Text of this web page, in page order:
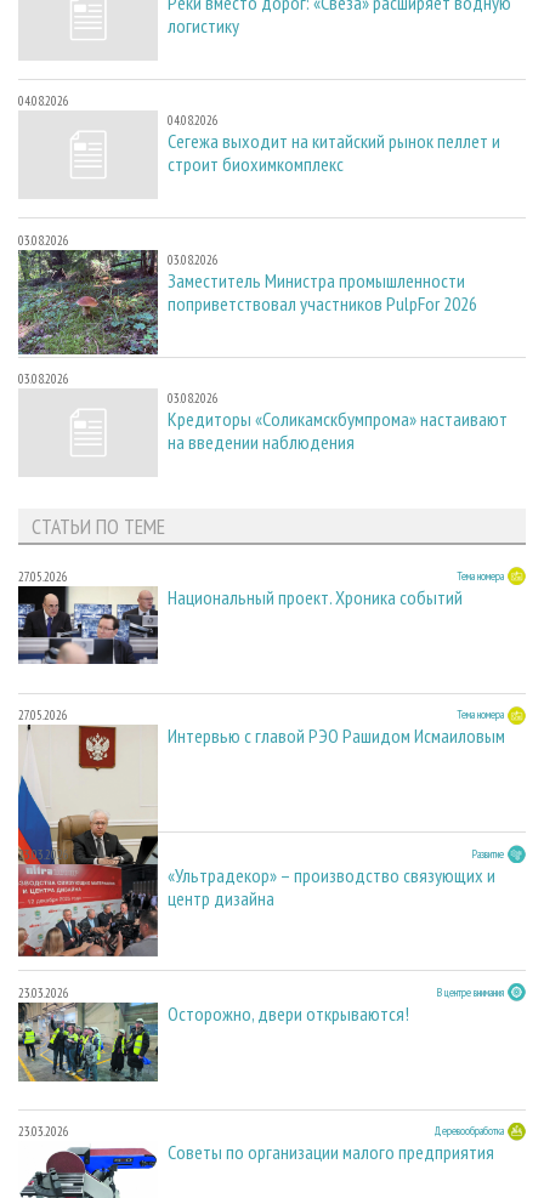
логистику
04.08.2026
04.08.2026
Сегежа выходит на китайский рынок пеллет и
строит биохимкомплекс
03.08.2026
03.08.2026
Заместитель Министра промышленности
поприветствовал участников PulpFor 2026
03.08.2026
03.08.2026
Кредиторы «Соликамскбумпрома» настаивают
на введении наблюдения
СТАТЬИ ПО ТЕМЕ
27.05.2026 Тема номера
Национальный проект. Хроника событий
27.05.2026 Тема номера
Интервью с главой РЭО Рашидом Исмаиловым
23.03.2026 Развитие
«Ультрадекор» – производство связующих и
центр дизайна
23.03.2026 В центре внимания
Осторожно, двери открываются!
23.03.2026 Деревообработка
Советы по организации малого предприятия